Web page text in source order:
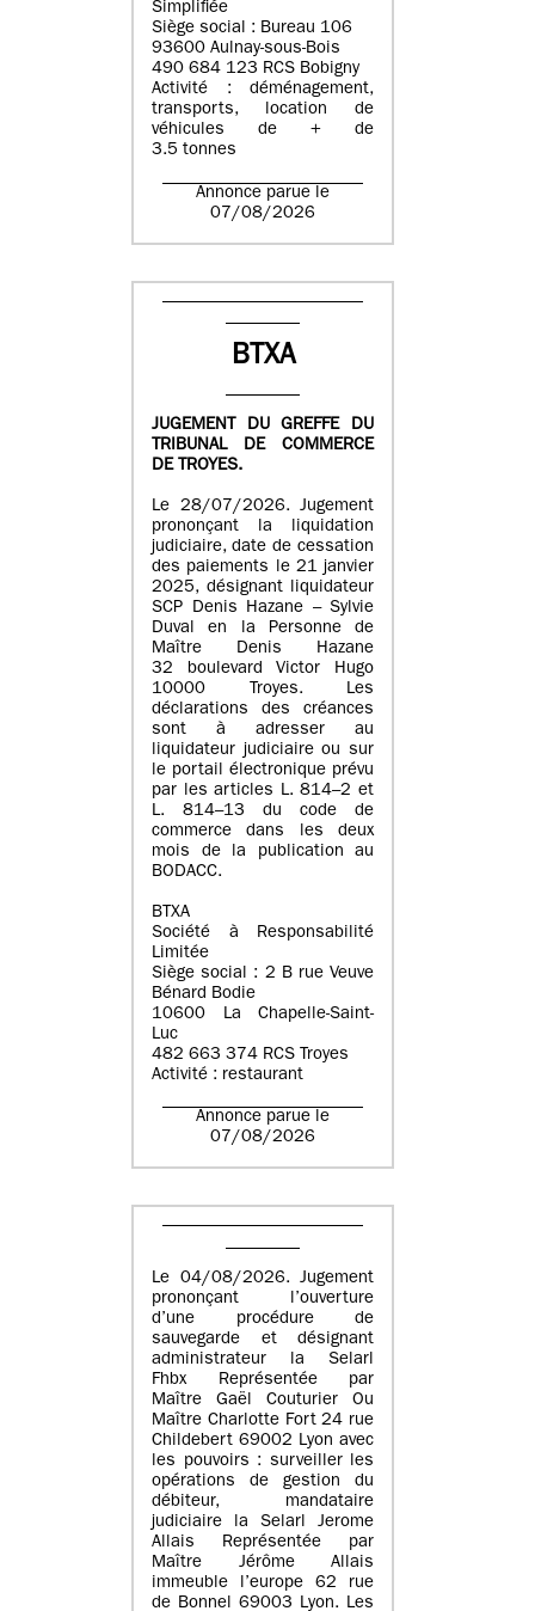
Simplifiée
Siège social : Bureau 106
93600 Aulnay-sous-Bois
490 684 123 RCS Bobigny
Activité : déménagement,
transports, location de
véhicules de + de
3.5 tonnes
Annonce parue le
07/08/2026
BTXA
JUGEMENT DU GREFFE DU
TRIBUNAL DE COMMERCE
DE TROYES.
Le 28/07/2026. Jugement
prononçant la liquidation
judiciaire, date de cessation
des paiements le 21 janvier
2025, désignant liquidateur
SCP Denis Hazane – Sylvie
Duval en la Personne de
Maître Denis Hazane
32 boulevard Victor Hugo
10000 Troyes. Les
déclarations des créances
sont à adresser au
liquidateur judiciaire ou sur
le portail électronique prévu
par les articles L. 814–2 et
L. 814–13 du code de
commerce dans les deux
mois de la publication au
BODACC.
BTXA
Société à Responsabilité
Limitée
Siège social : 2 B rue Veuve
Bénard Bodie
10600 La Chapelle-Saint-
Luc
482 663 374 RCS Troyes
Activité : restaurant
Annonce parue le
07/08/2026
Le 04/08/2026. Jugement
prononçant l’ouverture
d’une procédure de
sauvegarde et désignant
administrateur la Selarl
Fhbx Représentée par
Maître Gaël Couturier Ou
Maître Charlotte Fort 24 rue
Childebert 69002 Lyon avec
les pouvoirs : surveiller les
opérations de gestion du
débiteur, mandataire
judiciaire la Selarl Jerome
Allais Représentée par
Maître Jérôme Allais
immeuble l’europe 62 rue
de Bonnel 69003 Lyon. Les